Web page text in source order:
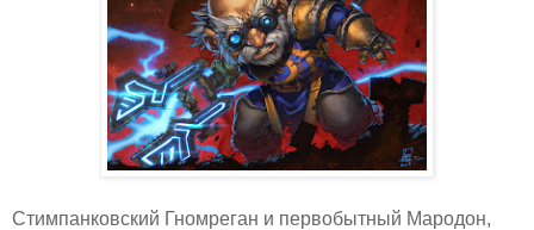
Стимпанковский Гномреган и первобытный Мародон,